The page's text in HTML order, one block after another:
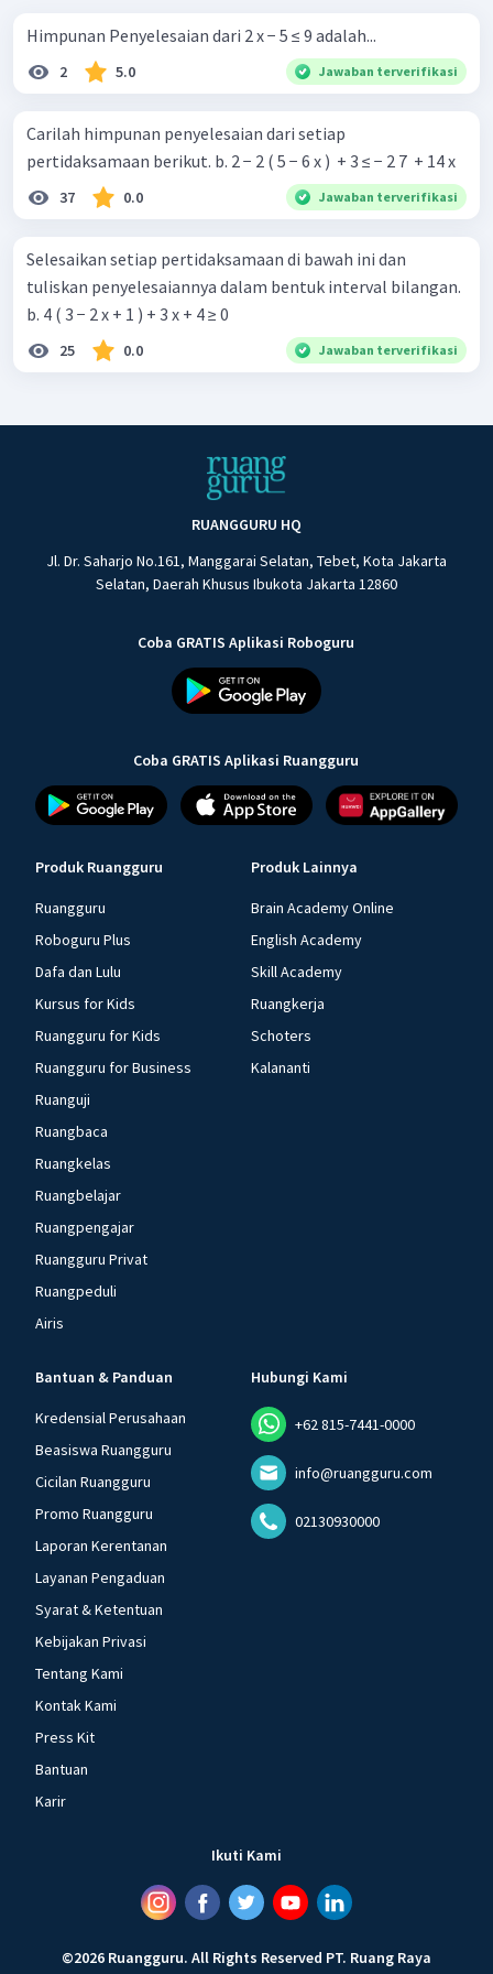
Dengan demikian, himpunan penyelesaian dari pertidaksamaan
adalah
Himpunan Penyelesaian dari 2 x − 5 ≤ 9 adalah...
2 5.0 Jawaban terverifikasi
Carilah himpunan penyelesaian dari setiap
pertidaksamaan berikut. b. 2 − 2 ( 5 − 6 x ) ​ + 3 ≤ − 2 7 ​ + 14 x
37 0.0 Jawaban terverifikasi
Selesaikan setiap pertidaksamaan di bawah ini dan
tuliskan penyelesaiannya dalam bentuk interval bilangan.
b. 4 ( 3 − 2 x + 1 ) + 3 x + 4 ≥ 0
25 0.0 Jawaban terverifikasi
RUANGGURU HQ
Jl. Dr. Saharjo No.161, Manggarai Selatan, Tebet, Kota Jakarta
Selatan, Daerah Khusus Ibukota Jakarta 12860
Coba GRATIS Aplikasi Roboguru
Coba GRATIS Aplikasi Ruangguru
Produk Ruangguru
Ruangguru
Roboguru Plus
Dafa dan Lulu
Kursus for Kids
Ruangguru for Kids
Ruangguru for Business
Ruanguji
Ruangbaca
Ruangkelas
Ruangbelajar
Ruangpengajar
Ruangguru Privat
Ruangpeduli
Airis
Produk Lainnya
Brain Academy Online
English Academy
Skill Academy
Ruangkerja
Schoters
Kalananti
Bantuan & Panduan
Kredensial Perusahaan
Beasiswa Ruangguru
Cicilan Ruangguru
Promo Ruangguru
Laporan Kerentanan
Layanan Pengaduan
Syarat & Ketentuan
Kebijakan Privasi
Tentang Kami
Kontak Kami
Press Kit
Bantuan
Karir
Hubungi Kami
+62 815-7441-0000
info@ruangguru.com
02130930000
Ikuti Kami
©2026 Ruangguru. All Rights Reserved PT. Ruang Raya